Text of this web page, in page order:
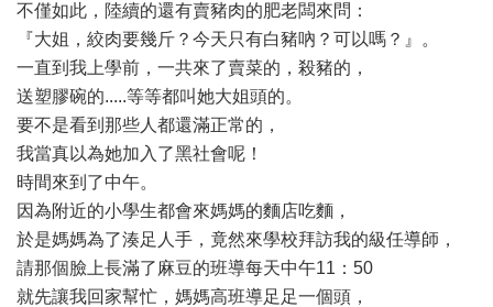
不僅如此，陸續的還有賣豬肉的肥老闆來問：
『大姐，絞肉要幾斤？今天只有白豬吶？可以嗎？』。
一直到我上學前，一共來了賣菜的，殺豬的，
送塑膠碗的.....等等都叫她大姐頭的。
要不是看到那些人都還滿正常的，
我當真以為她加入了黑社會呢！
時間來到了中午。
因為附近的小學生都會來媽媽的麵店吃麵，
於是媽媽為了湊足人手，竟然來學校拜訪我的級任導師，
請那個臉上長滿了麻豆的班導每天中午11：50
就先讓我回家幫忙，媽媽高班導足足一個頭，